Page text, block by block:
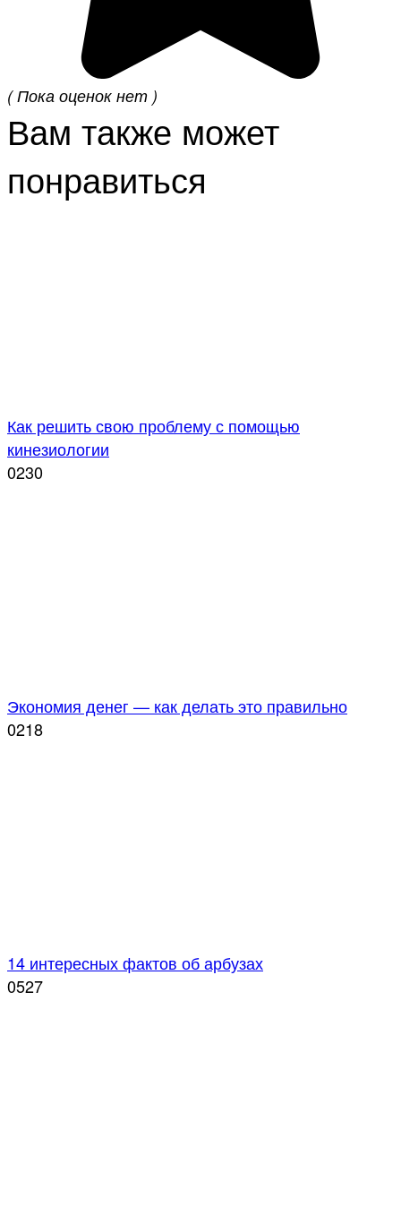
( Пока оценок нет )
Вам также может
понравиться
Как решить свою проблему с помощью
кинезиологии
0230
Экономия денег — как делать это правильно
0218
14 интересных фактов об арбузах
0527